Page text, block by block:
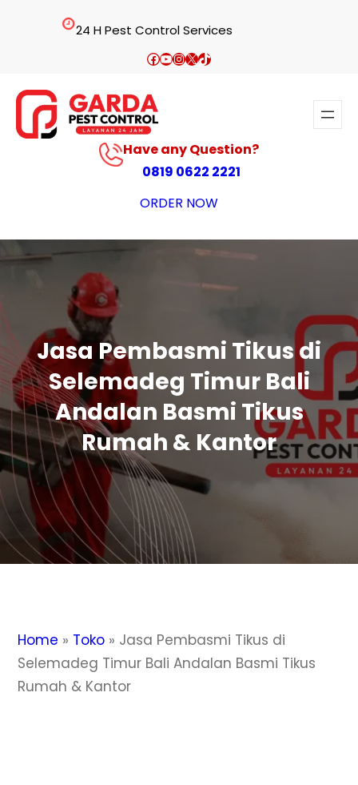
24 H Pest Control Services
Facebook
YouTube
Instagram
X TikTok
Have any Question?
0819 0622 2221
ORDER NOW
Jasa Pembasmi Tikus di
Selemadeg Timur Bali
Andalan Basmi Tikus
Rumah & Kantor
Home » Toko » Jasa Pembasmi Tikus di
Selemadeg Timur Bali Andalan Basmi Tikus
Rumah & Kantor